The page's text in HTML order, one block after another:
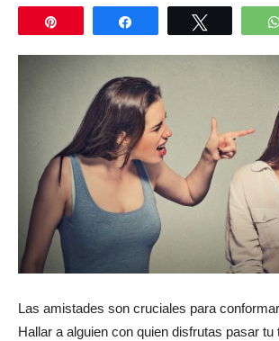
Compartir
Las amistades son cruciales para
Hallar a alguien con quien disfrutas pasar tu